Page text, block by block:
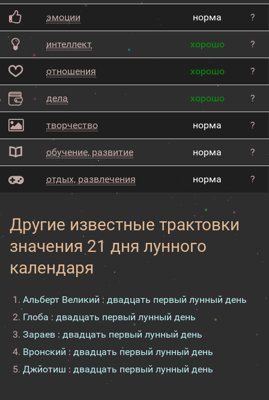
эмоции норма ?
интеллект хорошо ?
отношения хорошо ?
дела хорошо ?
творчество норма ?
обучение, развитие норма ?
отдых, развлечения норма ?
Другие известные трактовки
значения 21 дня лунного
календаря
Альберт Великий : двадцать первый лунный день
Глоба : двадцать первый лунный день
Зараев : двадцать первый лунный день
Вронский : двадцать первый лунный день
Джйотиш : двадцать первый лунный день